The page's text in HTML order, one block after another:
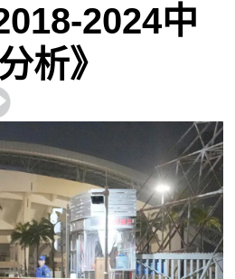
事
2024中
析》